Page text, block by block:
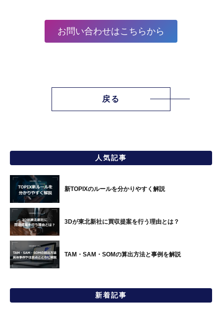
お問い合わせはこちらから
戻る
人気記事
新TOPIXのルールを分かりやすく解説
3Dが東北新社に買収提案を行う理由とは？
TAM・SAM・SOMの算出方法と事例を解説
新着記事